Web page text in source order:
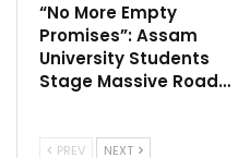
“No More Empty
Promises”: Assam
University Students
Stage Massive Road…
PREV NEXT